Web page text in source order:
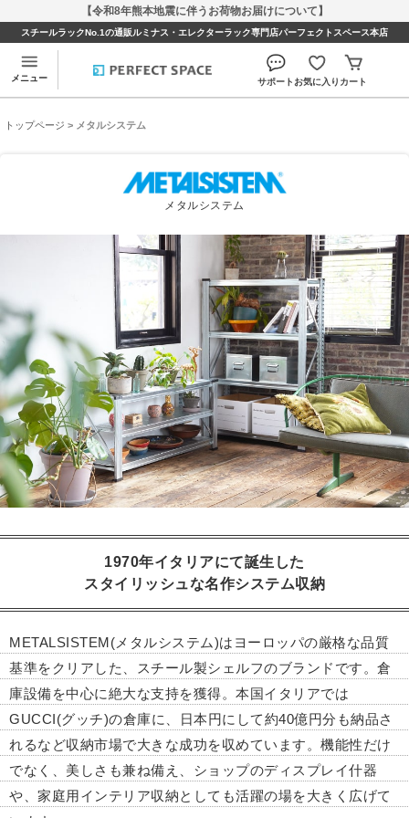
【令和8年熊本地震に伴うお荷物お届けについて】
スチールラックNo.1の通販ルミナス・エレクターラック専門店パーフェクトスペース本店
メニュー サポートお気に入り カート
トップページ > メタルシステム
メタルシステム
1970年イタリアにて誕生した
スタイリッシュな名作システム収納
METALSISTEM(メタルシステム)はヨーロッパの厳格な品質
基準をクリアした、スチール製シェルフのブランドです。倉
庫設備を中心に絶大な支持を獲得。本国イタリアでは
GUCCI(グッチ)の倉庫に、日本円にして約40億円分も納品さ
れるなど収納市場で大きな成功を収めています。機能性だけ
でなく、美しさも兼ね備え、ショップのディスプレイ什器
や、家庭用インテリア収納としても活躍の場を大きく広げて